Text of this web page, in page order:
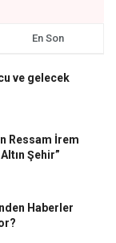
En Son
ve gelecek
Ressam İrem
Şehir”
Haberler